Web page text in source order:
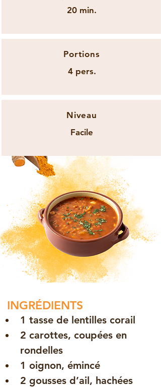
20 min.
Portions
4 pers.
Niveau
Facile
INGRÉDIENTS
1 tasse de lentilles corail
2 carottes, coupées en
rondelles
1 oignon, émincé
2 gousses d’ail, hachées